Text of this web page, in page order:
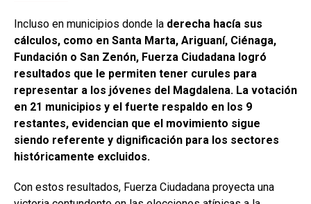
Incluso en municipios donde la derecha hacía sus
cálculos, como en Santa Marta, Ariguaní, Ciénaga,
Fundación o San Zenón, Fuerza Ciudadana logró
resultados que le permiten tener curules para
representar a los jóvenes del Magdalena. La votación
en 21 municipios y el fuerte respaldo en los 9
restantes, evidencian que el movimiento sigue
siendo referente y dignificación para los sectores
históricamente excluidos.
Con estos resultados, Fuerza Ciudadana proyecta una